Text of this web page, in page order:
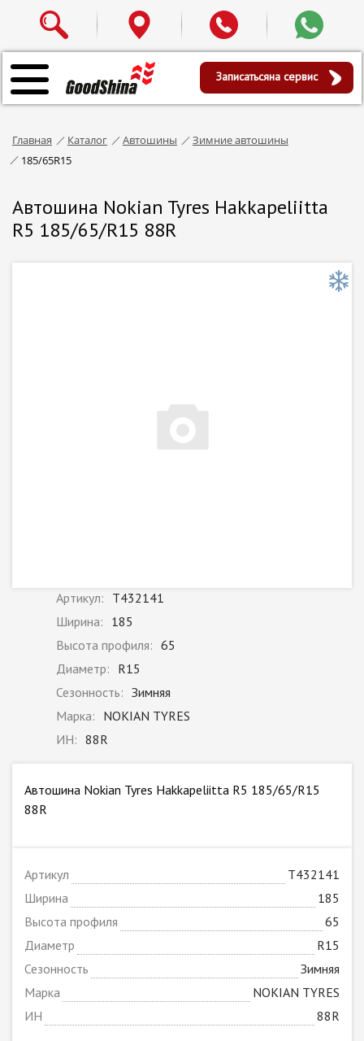
Записатьсяна сервис
Главная Каталог Автошины
Зимние автошины
185/65R15
Автошина Nokian Tyres Hakkapeliitta
R5 185/65/R15 88R
Артикул: T432141
Ширина: 185
Высота профиля: 65
Диаметр: R15
Сезонность: Зимняя
Марка: NOKIAN TYRES
ИН: 88R
Автошина Nokian Tyres Hakkapeliitta R5 185/65/R15
88R
Артикул
T432141
Ширина
185
Высота профиля
65
Диаметр
R15
Сезонность
Зимняя
Марка
NOKIAN TYRES
ИН
88R